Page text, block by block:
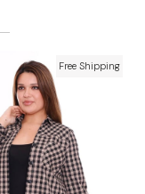
Free Shipping